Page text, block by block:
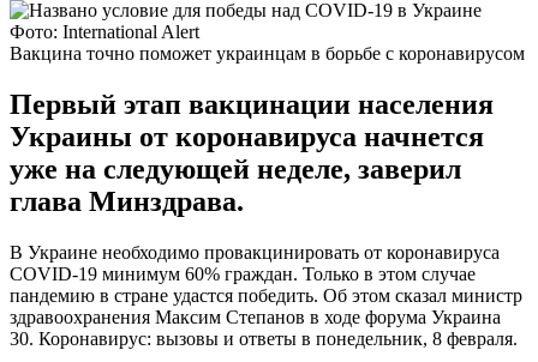
Фото: International Alert
Вакцина точно поможет украинцам в борьбе с коронавирусом
Первый этап вакцинации населения
Украины от коронавируса начнется
уже на следующей неделе, заверил
глава Минздрава.
В Украине необходимо провакцинировать от коронавируса
COVID-19 минимум 60% граждан. Только в этом случае
пандемию в стране удастся победить. Об этом сказал министр
здравоохранения Максим Степанов в ходе форума Украина
30. Коронавирус: вызовы и ответы в понедельник, 8 февраля.